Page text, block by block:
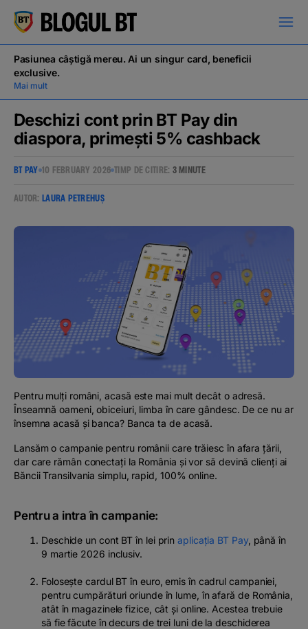
кириллица
Educație financiară
The MacRO Zone
Pentru antreprenori
Banking, pe relaxare
Pasiunea câștigă mereu. Ai un singur card, beneficii
exclusive.
Mai mult
Deschizi cont prin BT Pay din
diaspora, primești 5% cashback
BT PAY 10 FEBRUARY 2026 TIMP DE CITIRE: 3 MINUTE
AUTOR: LAURA PETREHUȘ
Pentru mulți români,acasă este mai mult decât o adresă.
Înseamnă oameni, obiceiuri, limba în care gândesc. De ce nu ar
însemna acasă și banca? Banca ta de acasă.
Lansăm o campanie pentru românii care trăiesc în afara țării,
dar care rămân conectați la România și vor să devină clienți ai
Băncii Transilvania simplu, rapid, 100% online.
Pentru a intra în campanie:
Deschide un cont BT în lei prinaplicația BT Pay, până în
9 martie 2026 inclusiv.
Folosește cardul BT în euro, emis în cadrul campaniei,
pentru cumpărături oriunde în lume, în afară de România,
atât în magazinele fizice, cât și online. Acestea trebuie
să fie făcute în decurs de trei luni de la deschiderea